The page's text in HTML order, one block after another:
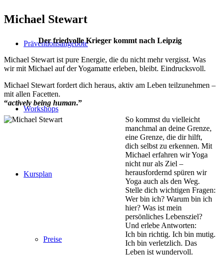
Präventionsangebote
Workshops
Kursplan
Preise
Michael Stewart
Der friedvolle Krieger kommt nach Leipzig
Michael Stewart ist pure Energie, die du nicht mehr vergisst. Was
wir mit Michael auf der Yogamatte erleben, bleibt. Eindrucksvoll.
Michael Stewart fordert dich heraus, aktiv am Leben teilzunehmen –
mit allen Facetten.
“actively being human.”
So kommst du vielleicht
manchmal an deine Grenze,
eine Grenze, die dir hilft,
dich selbst zu erkennen. Mit
Michael erfahren wir Yoga
nicht nur als Ziel –
herausfordernd spüren wir
Yoga auch als den Weg.
Stelle dich wichtigen Fragen:
Wer bin ich? Warum bin ich
hier? Was ist mein
persönliches Lebensziel?
Und erlebe Antworten:
Ich bin richtig. Ich bin mutig.
Ich bin verletzlich. Das
Leben ist wundervoll.